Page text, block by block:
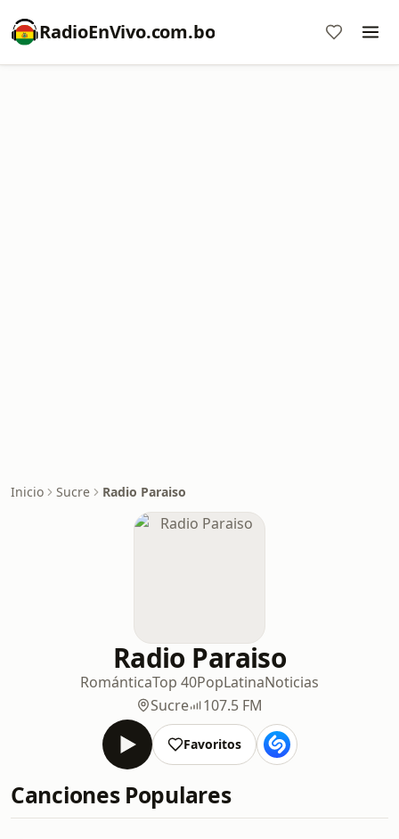
RadioEnVivo.com.bo
Inicio Sucre Radio Paraiso
Radio Paraiso
RománticaTop 40PopLatinaNoticias
Sucre
107.5 FM
Favoritos
Canciones Populares